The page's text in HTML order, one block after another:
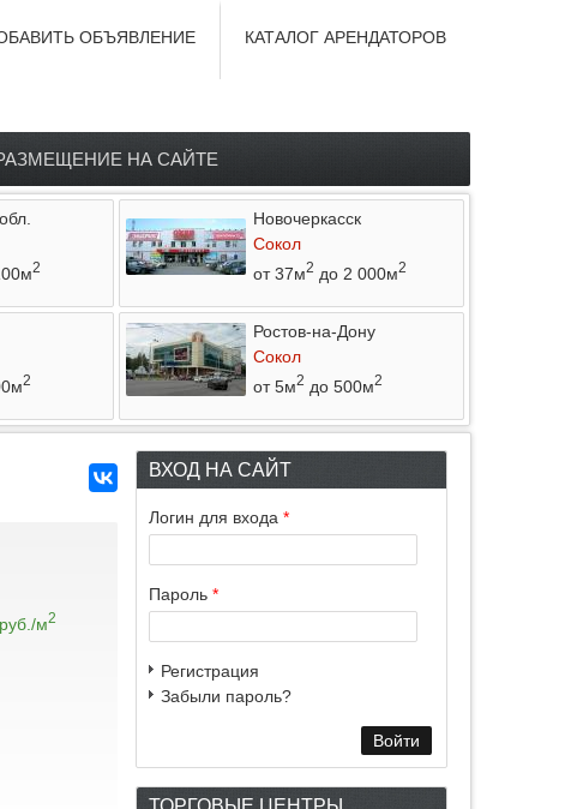
КАТАЛОГ АРЕНДАТОРОВ
ОБЪЯВЛЕНИЕ
НА САЙТЕ
2
Новочеркасск
Сокол
от 37м2 до 2 000м2
2
Ростов-на-Дону
Сокол
от 5м2 до 500м2
м2
ВХОД НА САЙТ
Логин для входа *
Пароль *
Регистрация
Забыли пароль?